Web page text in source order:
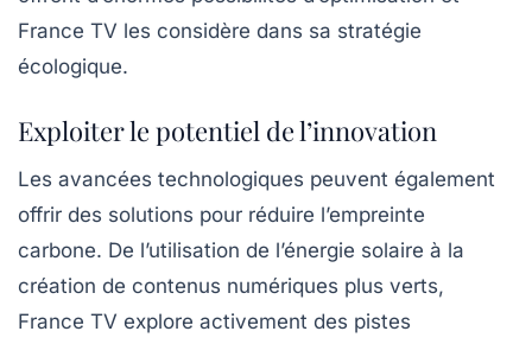
France TV les considère dans sa stratégie
écologique.
Exploiter le potentiel de l’innovation
Les avancées technologiques peuvent également
offrir des solutions pour réduire l’empreinte
carbone. De l’utilisation de l’énergie solaire à la
création de contenus numériques plus verts,
France TV explore activement des pistes